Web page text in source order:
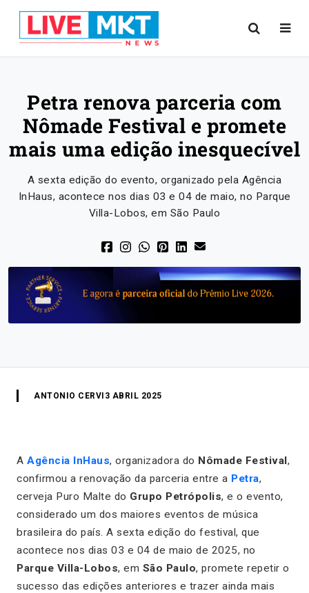
Petra renova parceria com
Nômade Festival e promete
mais uma edição inesquecível
A sexta edição do evento, organizado pela Agência
InHaus, acontece nos dias 03 e 04 de maio, no Parque
Villa-Lobos, em São Paulo
ANTONIO CERVI 3 ABRIL 2025
A Agência InHaus, organizadora do Nômade Festival,
confirmou a renovação da parceria entre a Petra,
cerveja Puro Malte do Grupo Petrópolis, e o evento,
considerado um dos maiores eventos de música
brasileira do país. A sexta edição do festival, que
acontece nos dias 03 e 04 de maio de 2025, no
Parque Villa-Lobos, em São Paulo, promete repetir o
sucesso das edições anteriores e trazer ainda mais